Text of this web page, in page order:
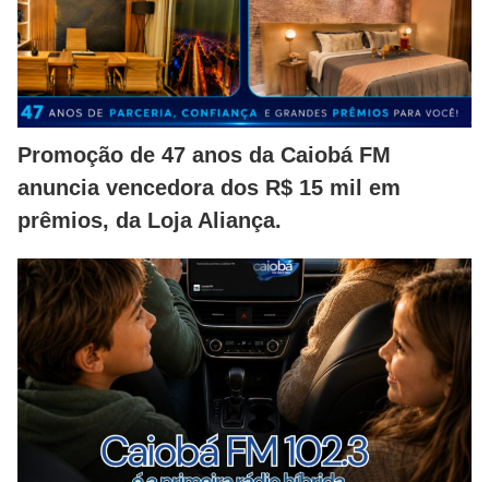
Promoção de 47 anos da Caiobá FM
anuncia vencedora dos R$ 15 mil em
prêmios, da Loja Aliança.